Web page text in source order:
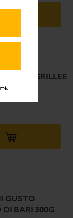
JUMBO GRILLEE
200g
GUSTO
DI BARI 300G